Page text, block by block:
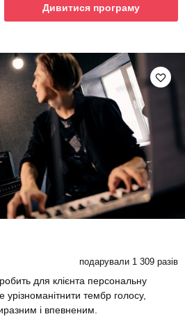
Дивитися програму
подарували 1 309 разів
для клієнта персональну
тембр голосу,
і впевненим.